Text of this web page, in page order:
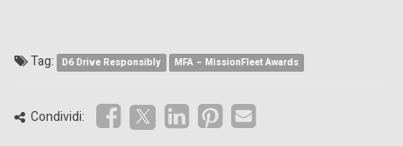
Tag: D6 Drive Responsibly MFA – MissionFleet Awards
Condividi: